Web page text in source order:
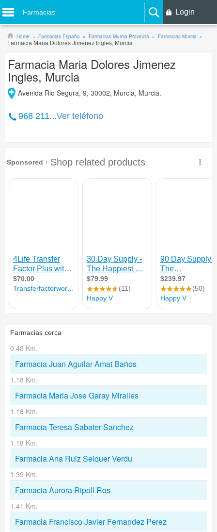
Farmacias Login
Home Farmacias España Farmacias Murcia Provincia
Farmacias Murcia
Farmacia Maria Dolores Jimenez Ingles, Murcia
Farmacia Maria Dolores Jimenez
Ingles, Murcia
Avenida Rio Segura, 9, 30002, Murcia, Murcia.
968 211...Ver teléfono
Farmacias cerca
0.48 Km.
Farmacia Juan Aguilar Amat Baños
1.18 Km.
Farmacia Maria Jose Garay Miralles
1.18 Km.
Farmacia Teresa Sabater Sanchez
1.18 Km.
Farmacia Ana Ruiz Seiquer Verdu
1.39 Km.
Farmacia Aurora Ripoll Ros
1.41 Km.
Farmacia Francisco Javier Fernandez Perez